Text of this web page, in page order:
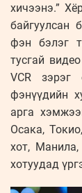
хичээнэ.”
байгуулсан
фэн бэлэг
тусгай
VCR зэрэг
фэнүүдийн
арга
Осака,
хот,
хотуудад